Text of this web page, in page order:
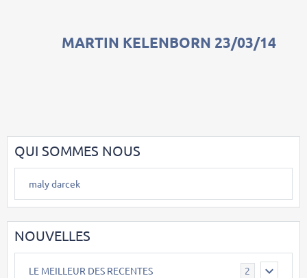
MARTIN KELENBORN 23/03/14
QUI SOMMES NOUS
maly darcek
NOUVELLES
LE MEILLEUR DES RECENTES 2